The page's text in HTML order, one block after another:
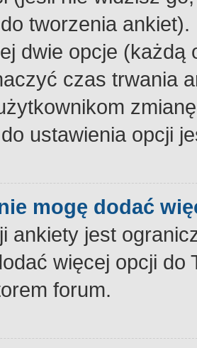
tworzenia
dwie opcje
czas trwania
ustawienia opcji
mogę dodać
ankiety jest
więcej opcji
forum.